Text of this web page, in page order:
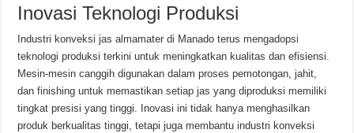
Inovasi Teknologi Produksi
Industri konveksi jas almamater di Manado terus mengadopsi
teknologi produksi terkini untuk meningkatkan kualitas dan efisiensi.
Mesin-mesin canggih digunakan dalam proses pemotongan, jahit,
dan finishing untuk memastikan setiap jas yang diproduksi memiliki
tingkat presisi yang tinggi. Inovasi ini tidak hanya menghasilkan
produk berkualitas tinggi, tetapi juga membantu industri konveksi